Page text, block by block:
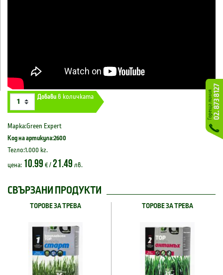
Добави в количката
Марка:Green Expert
Код на артикула:2600
Тегло:1.000 кг.
цена: 10.99 € / 21.49 лв.
СВЪРЗАНИ ПРОДУКТИ
ТОРОВЕ ЗА ТРЕВА ТОРОВЕ ЗА ТРЕВА